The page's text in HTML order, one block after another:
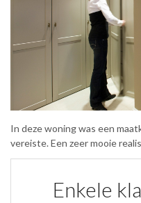
In deze woning was een
vereiste. Een zeer mooie
Enkele